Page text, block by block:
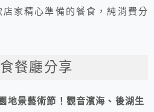
家精心準備的餐食，純消費分
餐廳分享
地景藝術節！觀音濱海、後湖生